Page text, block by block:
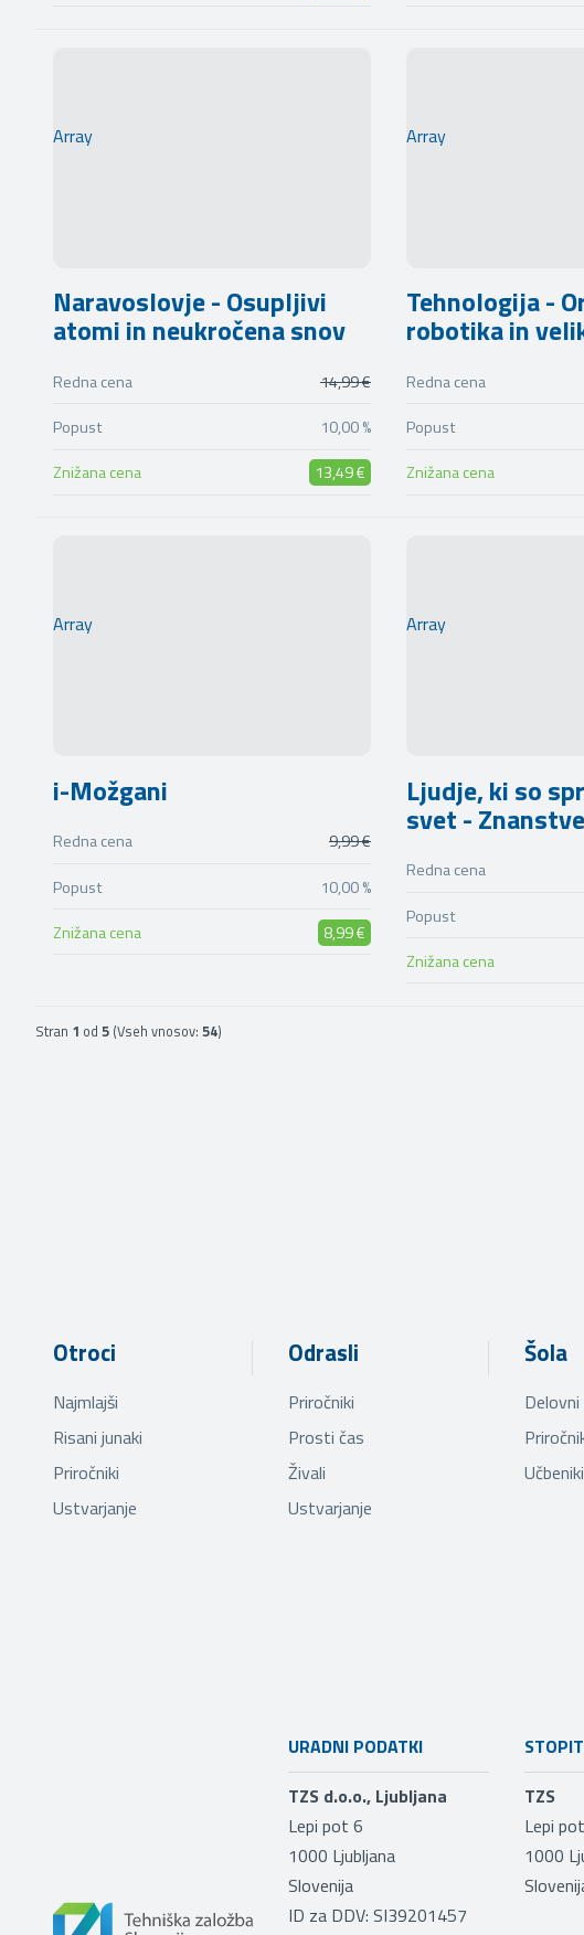
Array
Naravoslovje - Osupljivi
atomi in neukročena snov
Redna cena
14,99 €
Popust
10,00 %
Znižana cena
13,49 €
Array
Tehnologija -
robotika in
Redna cena
Popust
Znižana cena
Array
i-Možgani
Redna cena
9,99 €
Popust
10,00 %
Znižana cena
8,99 €
Array
Ljudje, ki so
svet -
Redna cena
Popust
Znižana cena
Stran 1 od 5 (Vseh vnosov: 54)
Otroci
Najmlajši
Risani junaki
Priročniki
Ustvarjanje
Odrasli
Priročniki
Prosti čas
Živali
Ustvarjanje
Šola
Učbeniki
URADNI PODATKI
TZS d.o.o., Ljubljana
Lepi pot 6
1000 Ljubljana
Slovenija
ID za DDV: SI39201457
TZS
Lepi
1000